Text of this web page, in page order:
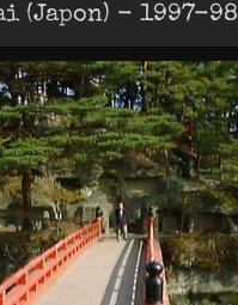
(Japon) - 1997-98